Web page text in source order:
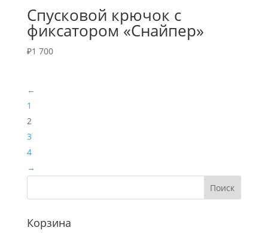
Спусковой крючок с
фиксатором «Снайпер»
₽1 700
←
1
2
3
4
→
Корзина